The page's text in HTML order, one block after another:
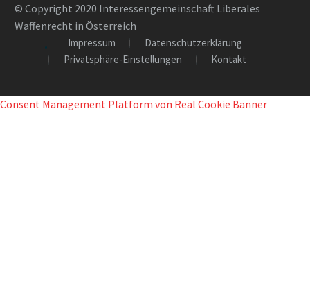
© Copyright 2020 Interessengemeinschaft Liberales
Waffenrecht in Österreich
Impressum
Datenschutzerklärung
Privatsphäre-Einstellungen
Kontakt
Consent Management Platform von Real Cookie Banner